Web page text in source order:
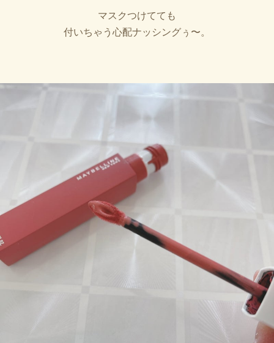
マスクつけてても
付いちゃう心配ナッシングぅ〜。